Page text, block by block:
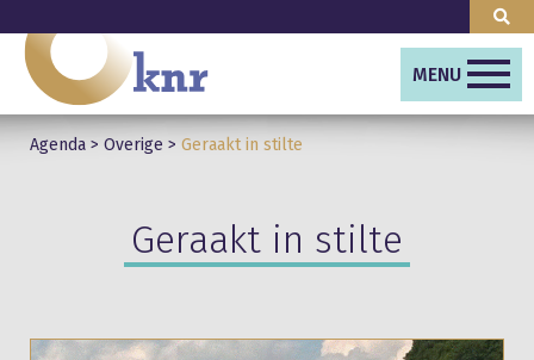
MENU
Agenda > Overige > Geraakt in stilte
Geraakt in stilte